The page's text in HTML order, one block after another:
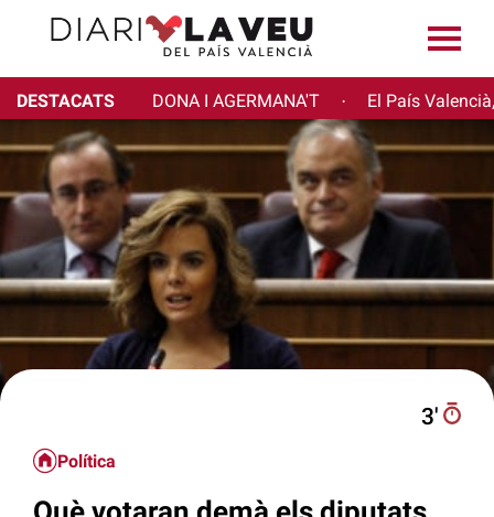
DESTACATS DONA I AGERMANA'T · El País
3′
Política